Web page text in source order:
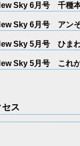
Sky 6月号 千種
Sky 6月号 アンそ
Sky 5月号 ひま
Sky 5月号 これ
ス